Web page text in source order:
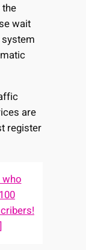
wait
are
register